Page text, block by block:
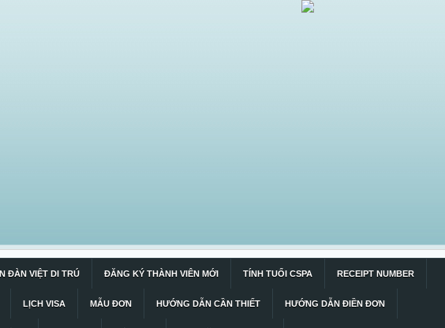
ĐÀN VIỆT DI TRÚ ĐĂNG KÝ THÀNH VIÊN MỚI TÍNH TUỔI CSPA RECEIPT NUMBER
LỊCH VISA MẪU ĐƠN HƯỚNG DẪN CẦN THIẾT HƯỚNG DẪN ĐIỀN ĐƠN